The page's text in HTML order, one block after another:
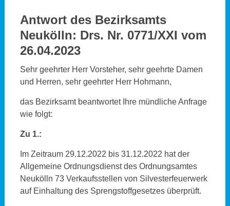
Antwort des Bezirksamts
Neukölln: Drs. Nr. 0771/XXI vom
26.04.2023
Sehr geehrter Herr Vorsteher, sehr geehrte Damen
und Herren, sehr geehrter Herr Hohmann,
das Bezirksamt beantwortet Ihre mündliche Anfrage
wie folgt:
Zu 1.:
Im Zeitraum 29.12.2022 bis 31.12.2022 hat der
Allgemeine Ordnungsdienst des Ordnungsamtes
Neukölln 73 Verkaufsstellen von Silvesterfeuerwerk
auf Einhaltung des Sprengstoffgesetzes überprüft.